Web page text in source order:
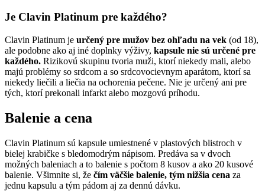
Je Clavin Platinum pre každého?
Clavin Platinum je určený pre mužov bez ohľadu na vek (od 18),
ale podobne ako aj iné doplnky výživy, kapsule nie sú určené pre
každého. Rizikovú skupinu tvoria muži, ktorí niekedy mali, alebo
majú problémy so srdcom a so srdcovocievnym aparátom, ktorí sa
niekedy liečili a liečia na ochorenia pečene. Nie je určený ani pre
tých, ktorí prekonali infarkt alebo mozgovú príhodu.
Balenie a cena
Clavin Platinum sú kapsule umiestnené v plastových blistroch v
bielej krabičke s bledomodrým nápisom. Predáva sa v dvoch
možných baleniach a to balenie s počtom 8 kusov a ako 20 kusové
balenie. Všimnite si, že čím väčšie balenie, tým nižšia cena za
jednu kapsulu a tým pádom aj za dennú dávku.